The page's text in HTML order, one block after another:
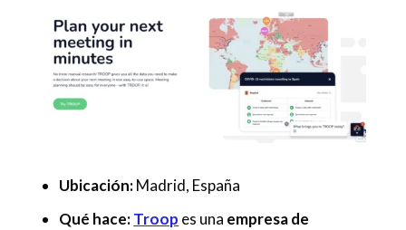
Ubicación:Madrid, España
Qué hace:Troop es una empresa de